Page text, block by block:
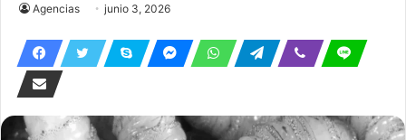
Agencias junio 3, 2026